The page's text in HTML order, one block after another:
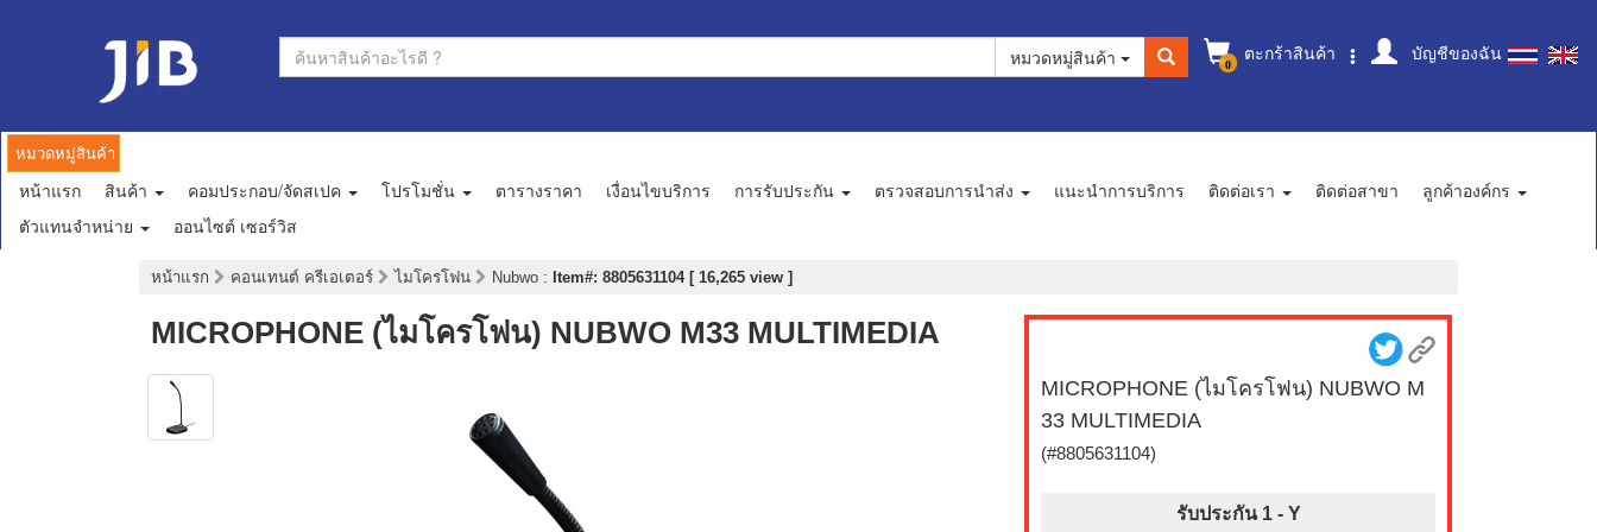
0 ตะกร้าสินค้า บัญชีของฉัน
หมวดหมู่สินค้า
หมวดหมู่สินค้า
หน้าแรก สินค้า คอมประกอบ/จัดสเปค โปรโมชั่น ตารางราคา เงื่อนไขบริการ การรับประกัน ตรวจสอบการนำส่ง แนะนำการบริการ ติดต่อเรา ติดต่อสาขา
ลูกค้าองค์กร
ตัวแทนจำหน่าย
ออนไซต์ เซอร์วิส
หน้าแรก คอนเทนต์ ครีเอเตอร์ ไมโครโฟน Nubwo : Item#: 8805631104 [ 16,265 view ]
MICROPHONE (ไมโครโฟน) NUBWO M33 MULTIMEDIA
MICROPHONE (ไมโครโฟน) NUBWO M
33 MULTIMEDIA
(#8805631104)
รับประกัน 1 - Y